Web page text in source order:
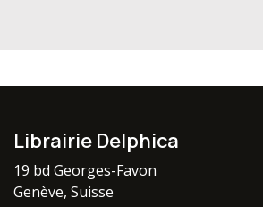
Librairie Delphica
19 bd Georges-Favon
Genève, Suisse